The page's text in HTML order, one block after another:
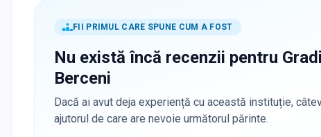
FII PRIMUL CARE SPUNE CUM A FOST
Nu există încă recenzii pentru
Berceni
Dacă ai avut deja experiență cu această instituție,
ajutorul de care are nevoie următorul părinte.